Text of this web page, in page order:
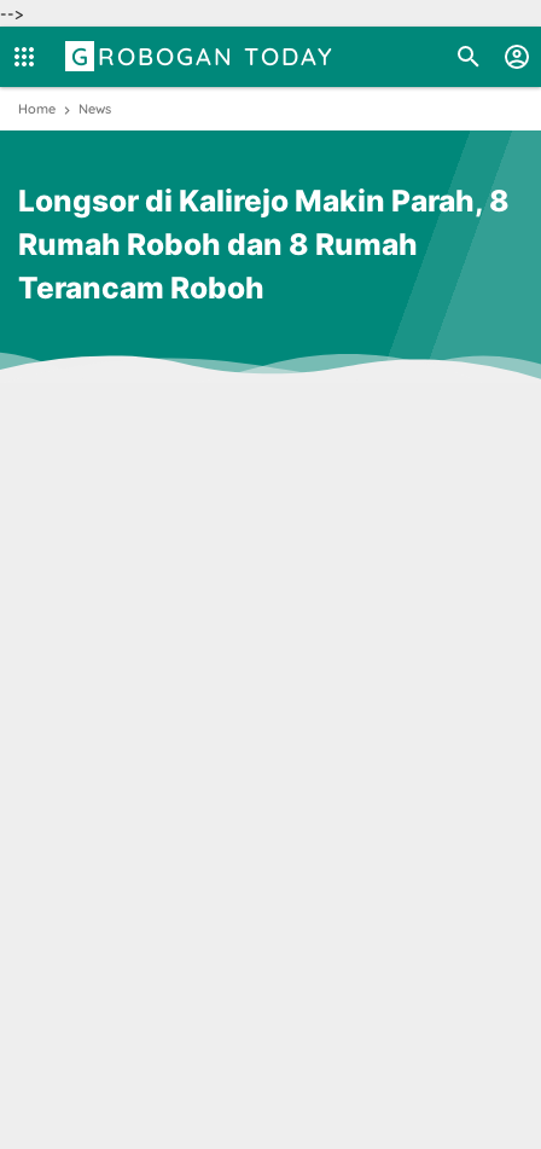
-->
GROBOGAN TODAY
Home News
Longsor di Kalirejo Makin Parah, 8
Rumah Roboh dan 8 Rumah
Terancam Roboh